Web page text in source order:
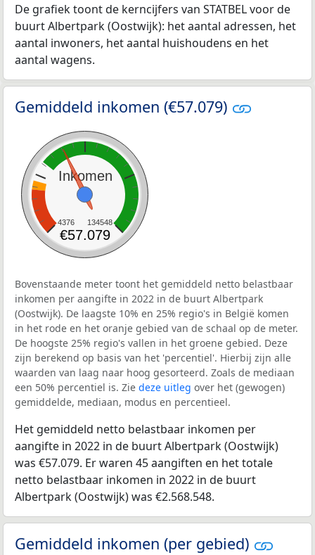
De grafiek toont de kerncijfers van STATBEL voor de
buurt Albertpark (Oostwijk): het aantal adressen, het
aantal inwoners, het aantal huishoudens en het
aantal wagens.
Gemiddeld inkomen (€57.079)
Inkomen
4376 134548
€57.079
Bovenstaande meter toont het gemiddeld netto belastbaar
inkomen per aangifte in 2022 in de buurt Albertpark
(Oostwijk). De laagste 10% en 25% regio's in België komen
in het rode en het oranje gebied van de schaal op de meter.
De hoogste 25% regio's vallen in het groene gebied. Deze
zijn berekend op basis van het 'percentiel'. Hierbij zijn alle
waarden van laag naar hoog gesorteerd. Zoals de mediaan
een 50% percentiel is. Zie deze uitleg over het (gewogen)
gemiddelde, mediaan, modus en percentieel.
Het gemiddeld netto belastbaar inkomen per
aangifte in 2022 in de buurt Albertpark (Oostwijk)
was €57.079. Er waren 45 aangiften en het totale
netto belastbaar inkomen in 2022 in de buurt
Albertpark (Oostwijk) was €2.568.548.
Gemiddeld inkomen (per gebied)